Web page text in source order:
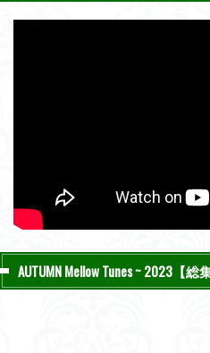
AUTUMN Mellow Tunes ~ 2023【